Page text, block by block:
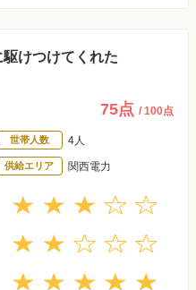
けつけてくれた
75点 / 100点
世帯人数 4人
供給エリア 関西電力